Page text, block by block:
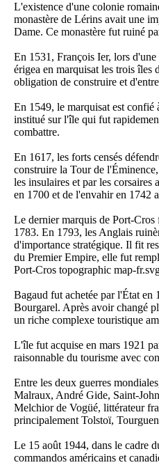
L'existence d'une colonie
monastère de Lérins avait une
Dame. Ce monastère fut ruiné
En 1531, François Ier, lors
érigea en marquisat les trois
obligation de construire et
En 1549, le marquisat est
institué sur l'île qui fut
combattre.
En 1617, les forts censés
construire la Tour de
les insulaires et par les
en 1700 et de l'envahir en 1742
Le dernier marquis de Port-
1783. En 1793, les Anglais
d'importance stratégique. Il fit
du Premier Empire, elle fut
Port-Cros topographic map-
Bagaud fut achetée par l'État
Bourgarel. Après avoir changé
un riche complexe touristique
L'île fut acquise en mars 1921
raisonnable du tourisme avec
Entre les deux guerres
Malraux, André Gide, Saint-
Melchior de Vogüé, littérateur
principalement Tolstoï,
Le 15 août 1944, dans le cadre
commandos américains et